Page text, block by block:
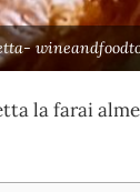
la farai